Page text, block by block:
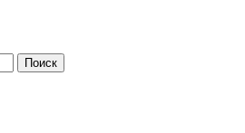
Поиск